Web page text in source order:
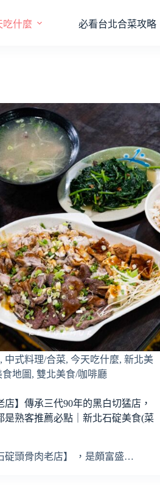
吃什麼 必看台北合菜攻略
, 中式料理/合菜,今天吃什麼,新北美
地圖 ,雙北美食/咖啡廳
店】傳承三代90年的黑白切猛店，
是熟客推薦必點｜新北石碇美食(菜
碇頭骨肉老店】 ，是頗富盛…